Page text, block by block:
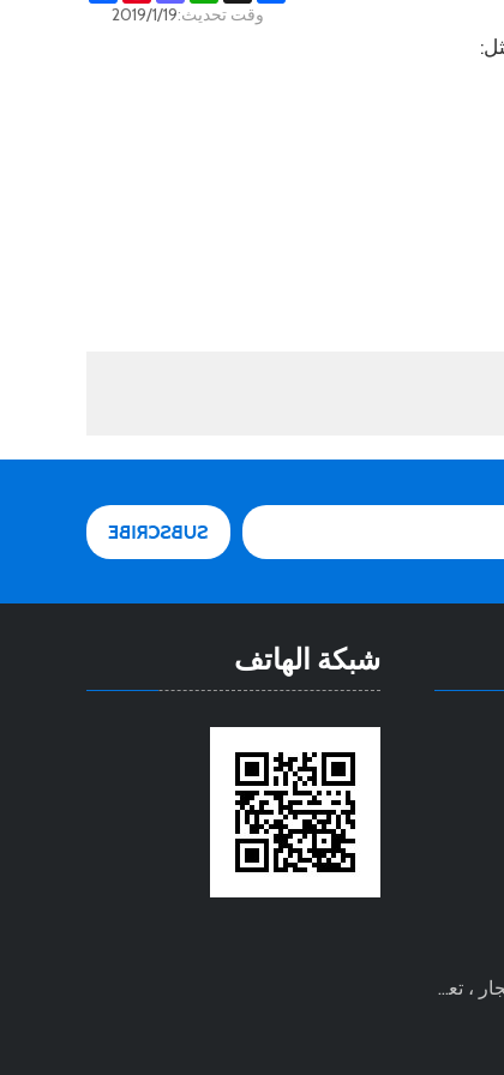
وقت تحديث:2019/1/19
شبكة الهاتف